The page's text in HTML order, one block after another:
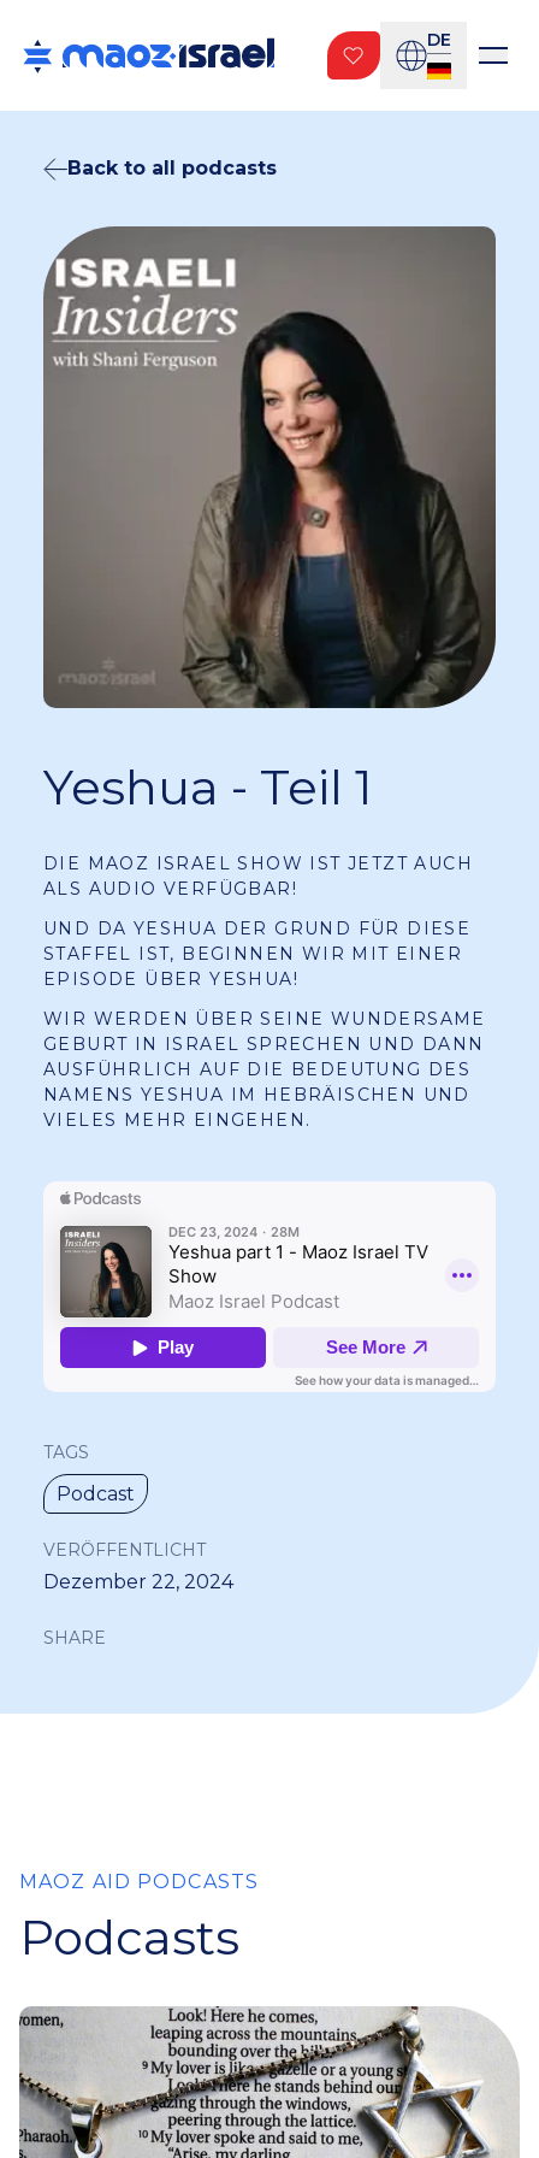
DE
Back to all podcasts
Yeshua - Teil 1
DIE MAOZ ISRAEL SHOW IST JETZT AUCH
ALS AUDIO VERFÜGBAR!
UND DA YESHUA DER GRUND FÜR DIESE
STAFFEL IST, BEGINNEN WIR MIT EINER
EPISODE ÜBER YESHUA!
WIR WERDEN ÜBER SEINE WUNDERSAME
GEBURT IN ISRAEL SPRECHEN UND DANN
AUSFÜHRLICH AUF DIE BEDEUTUNG DES
NAMENS YESHUA IM HEBRÄISCHEN UND
VIELES MEHR EINGEHEN.
TAGS
Podcast
VERÖFFENTLICHT
Dezember 22, 2024
SHARE
MAOZ AID PODCASTS
Podcasts